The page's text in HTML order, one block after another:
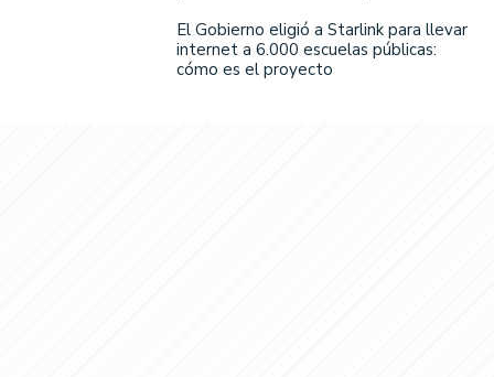
El Gobierno eligió a Starlink para llevar
internet a 6.000 escuelas públicas:
cómo es el proyecto